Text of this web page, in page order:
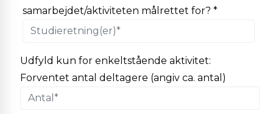
samarbejdet/aktiviteten målrettet for? *
Udfyld kun for enkeltstående aktivitet:
Forventet antal deltagere (angiv ca. antal)